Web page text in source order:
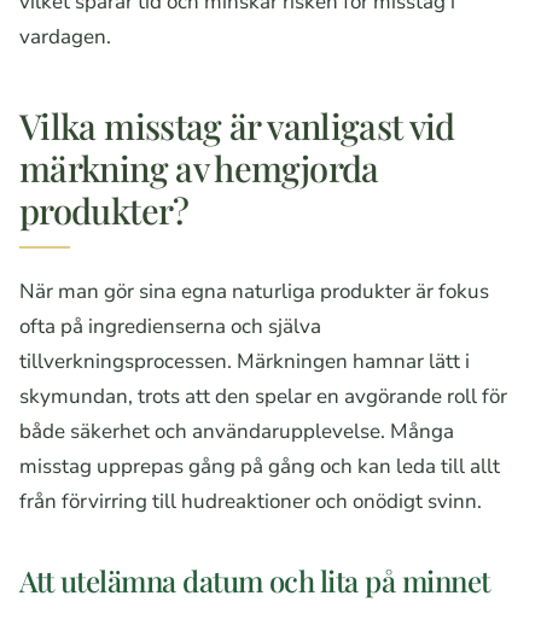
vardagen.
Vilka misstag är vanligast vid
märkning av hemgjorda
produkter?
När man gör sina egna naturliga produkter är fokus
ofta på ingredienserna och själva
tillverkningsprocessen. Märkningen hamnar lätt i
skymundan, trots att den spelar en avgörande roll för
både säkerhet och användarupplevelse. Många
misstag upprepas gång på gång och kan leda till allt
från förvirring till hudreaktioner och onödigt svinn.
Att utelämna datum och lita på minnet